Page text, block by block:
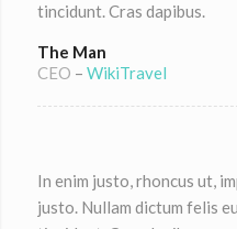
tincidunt. Cras dapibus.
The Man
CEO – WikiTravel
In enim justo, rhoncus ut,
justo. Nullam dictum felis